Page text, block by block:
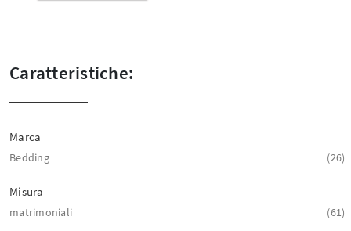
Caratteristiche:
Marca
Bedding 26
Misura
matrimoniali 61